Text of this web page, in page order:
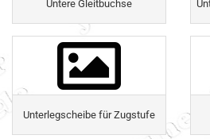
Untere Gleitbuchse
Unterlegscheibe für Zugstufe